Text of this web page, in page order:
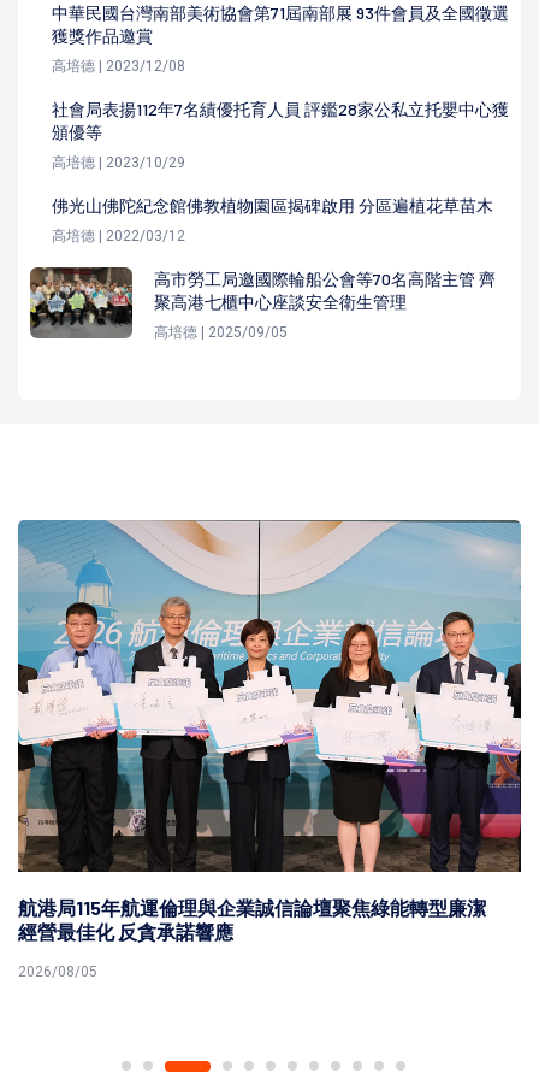
中華民國台灣南部美術協會第71屆南部展 93件會員及全國徵選
獲獎作品邀賞
高培德 | 2023/12/08
社會局表揚112年7名績優托育人員 評鑑28家公私立托嬰中心獲
頒優等
高培德 | 2023/10/29
佛光山佛陀紀念館佛教植物園區揭碑啟用 分區遍植花草苗木
高培德 | 2022/03/12
高市勞工局邀國際輪船公會等70名高階主管 齊
聚高港七櫃中心座談安全衛生管理
高培德 | 2025/09/05
台鐵鳳山高雄機廠華麗變身高雄親子遊樂園區 8月8日開
幕退休員工導覽巡禮設施
2026/08/05